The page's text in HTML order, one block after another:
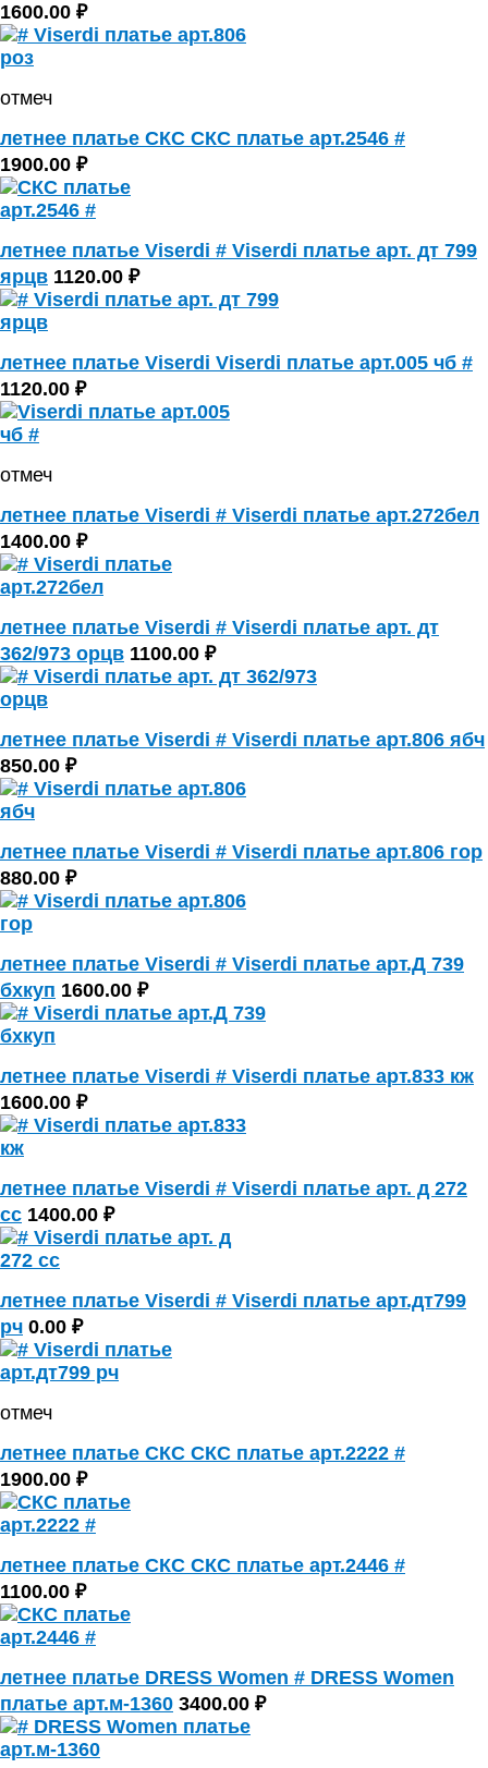
1600.00 ₽
отмеч
летнее платье СКС СКС платье арт.2546 #
1900.00 ₽
летнее платье Viserdi # Viserdi платье арт. дт 799
ярцв 1120.00 ₽
летнее платье Viserdi Viserdi платье арт.005 чб #
1120.00 ₽
отмеч
летнее платье Viserdi # Viserdi платье арт.272бел
1400.00 ₽
летнее платье Viserdi # Viserdi платье арт. дт
362/973 орцв 1100.00 ₽
летнее платье Viserdi # Viserdi платье арт.806 ябч
850.00 ₽
летнее платье Viserdi # Viserdi платье арт.806 гор
880.00 ₽
летнее платье Viserdi # Viserdi платье арт.Д 739
бхкуп 1600.00 ₽
летнее платье Viserdi # Viserdi платье арт.833 кж
1600.00 ₽
летнее платье Viserdi # Viserdi платье арт. д 272
сс 1400.00 ₽
летнее платье Viserdi # Viserdi платье арт.дт799
рч 0.00 ₽
отмеч
летнее платье СКС СКС платье арт.2222 #
1900.00 ₽
летнее платье СКС СКС платье арт.2446 #
1100.00 ₽
летнее платье DRESS Women # DRESS Women
платье арт.м-1360 3400.00 ₽